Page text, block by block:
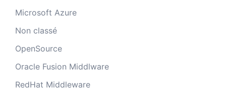
Microsoft Azure
Non classé
OpenSource
Oracle Fusion Middlware
RedHat Middleware